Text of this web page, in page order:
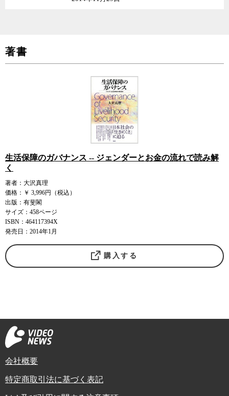
著書
生活保障のガバナンス -- ジェンダーとお金の流れで読み解
く
著者：大沢真理
価格：￥ 3,996円（税込）
出版：有斐閣
サイズ：458ページ
ISBN：464117394X
発売日：2014年1月
購入する
会社概要
特定商取引法に基づく表記